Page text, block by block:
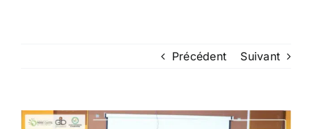
Précédent Suivant
Voir